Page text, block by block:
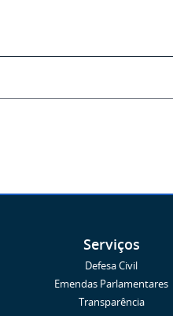
Serviços
Defesa Civil
Emendas Parlamentares
Transparência